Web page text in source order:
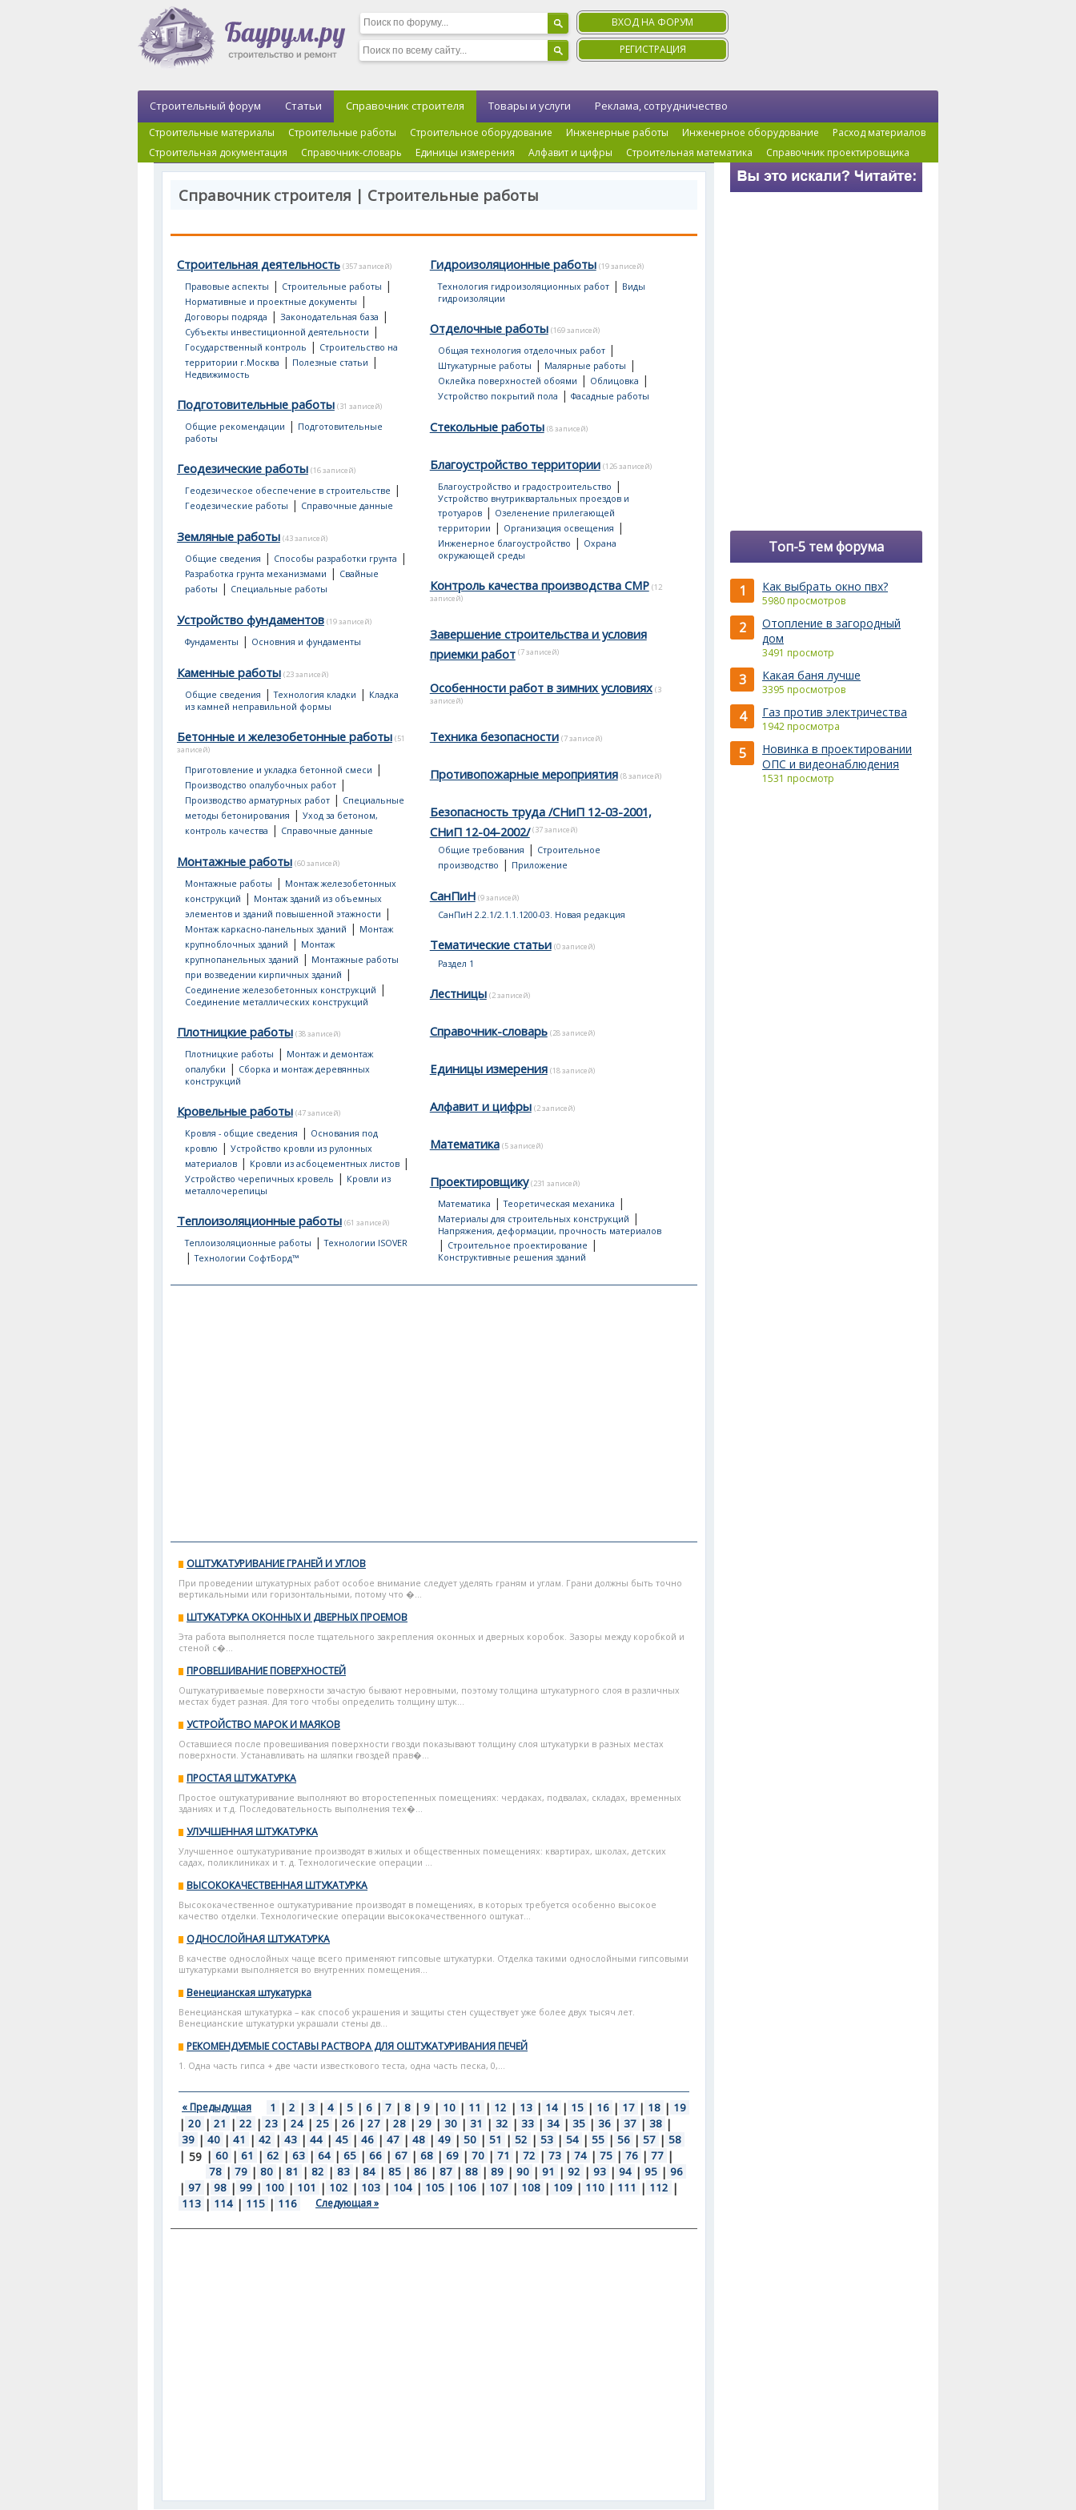
ВХОД НА ФОРУМ
РЕГИСТРАЦИЯ
Строительный форум Статьи Справочник строителя
Строительные материалы Строительные работы Строительное оборудование Инженерные работы Инженерное оборудование
Расход материалов
Строительная документация
Справочник-словарь Единицы измерения Алфавит и цифры Строительная математика Справочник проектировщика
Товары и услуги Реклама, сотрудничество
Справочник строителя | Строительные работы
Строительная деятельность (357 записей)
Правовые аспекты | Строительные работы |
Нормативные и проектные документы |
Договоры подряда | Законодательная база |
Субъекты инвестиционной деятельности |
Государственный контроль | Строительство на
территории г.Москва | Полезные статьи |
Недвижимость
Подготовительные работы (31 записей)
Общие рекомендации | Подготовительные
работы
Геодезические работы (16 записей)
Геодезическое обеспечение в строительстве |
Геодезические работы | Справочные данные
Земляные работы (43 записей)
Общие сведения | Способы разработки грунта |
Разработка грунта механизмами | Свайные
работы | Специальные работы
Устройство фундаментов (19 записей)
Фундаменты | Основния и фундаменты
Каменные работы (23 записей)
Общие сведения |Технология кладки | Кладка
из камней неправильной формы
Бетонные и железобетонные работы (51
записей)
Приготовление и укладка бетонной смеси |
Производство опалубочных работ|
Производство арматурных работ| Специальные
методы бетонирования | Уход за бетоном,
контроль качества | Справочные данные
Монтажные работы (60 записей)
Монтажные работы | Монтаж железобетонных
конструкций | Монтаж зданий из объемных
элементов и зданий повышенной этажности |
Монтаж каркасно-панельных зданий | Монтаж
крупноблочных зданий | Монтаж
крупнопанельных зданий | Монтажные работы
при возведении кирпичных зданий |
Соединение железобетонных конструкций |
Соединение металлических конструкций
Плотницкие работы (38 записей)
Плотницкие работы | Монтаж и демонтаж
опалубки | Сборка и монтаж деревянных
конструкций
Кровельные работы (47 записей)
Кровля - общие сведения | Основания под
кровлю | Устройство кровли из рулонных
материалов| Кровли из асбоцементных листов|
Устройство черепичных кровель | Кровли из
металлочерепицы
Теплоизоляционные работы (61 записей)
Теплоизоляционные работы |Технологии ISOVER
|Технологии СофтБорд™
Гидроизоляционные работы (19 записей)
Технология гидроизоляционных работ| Виды
гидроизоляции
Отделочные работы (169 записей)
Общая технология отделочных работ|
Штукатурные работы | Малярные работы |
Оклейка поверхностей обоями | Облицовка |
Устройство покрытий пола | Фасадные работы
Стекольные работы (8 записей)
Благоустройство территории (126 записей)
Благоустройство и градостроительство |
Устройство внутриквартальных проездов и
тротуаров| Озеленение прилегающей
территории | Организация освещения |
Инженерное благоустройство | Охрана
окружающей среды
Контроль качества производства СМР (12
записей)
Завершение строительства и условия
приемки работ (7 записей)
Особенности работ в зимних условиях (3
записей)
Техника безопасности (7 записей)
Противопожарные мероприятия (8 записей)
Безопасность труда /СНиП 12-03-2001,
СНиП 12-04-2002/ (37 записей)
Общие требования | Строительное
производство | Приложение
СанПиН (9 записей)
СанПиН 2.2.1/2.1.1.1200-03. Новая редакция
Тематические статьи (0 записей)
Раздел 1
Лестницы (2 записей)
Справочник-словарь (28 записей)
Единицы измерения (18 записей)
Алфавит и цифры (2 записей)
Математика (5 записей)
Проектировщику (231 записей)
Математика |Теоретическая механика |
Материалы для строительных конструкций |
Напряжения, деформации, прочность материалов
| Строительное проектирование |
Конструктивные решения зданий
ОШТУКАТУРИВАНИЕ ГРАНЕЙ И УГЛОВ
При проведении штукатурных работ особое внимание следует уделять граням и углам. Грани должны быть точно
вертикальными или горизонтальными, потому что �...
ШТУКАТУРКА ОКОННЫХ И ДВЕРНЫХ ПРОЕМОВ
Эта работа выполняется после тщательного закрепления оконных и дверных коробок. Зазоры между коробкой и
стеной с�...
ПРОВЕШИВАНИЕ ПОВЕРХНОСТЕЙ
Оштукатуриваемые поверхности зачастую бывают неровными, поэтому толщина штукатурного слоя в различных
местах будет разная. Для того чтобы определить толщину штук...
УСТРОЙСТВО МАРОК И МАЯКОВ
Оставшиеся после провешивания поверхности гвозди показывают толщину слоя штукатурки в разных местах
поверхности. Устанавливать на шляпки гвоздей прав�...
ПРОСТАЯ ШТУКАТУРКА
Простое оштукатуривание выполняют во второстепенных помещениях: чердаках, подвалах, складах, временных
зданиях и т.д. Последовательность выполнения тех�...
УЛУЧШЕННАЯ ШТУКАТУРКА
Улучшенное оштукатуривание производят в жилых и общественных помещениях: квартирах, школах, детских
садах, поликлиниках и т. д. Технологические операции ...
ВЫСОКОКАЧЕСТВЕННАЯ ШТУКАТУРКА
Высококачественное оштукатуривание производят в помещениях, в которых требуется особенно высокое
качество отделки. Технологические операции высококачественного оштукат...
ОДНОСЛОЙНАЯ ШТУКАТУРКА
В качестве однослойных чаще всего применяют гипсовые штукатурки. Отделка такими однослойными гипсовыми
штукатурками выполняется во внутренних помещения...
Венецианская штукатурка
Венецианская штукатурка – как способ украшения и защиты стен существует уже более двух тысяч лет.
Венецианские штукатурки украшали стены дв...
РЕКОМЕНДУЕМЫЕ СОСТАВЫ РАСТВОРА ДЛЯ ОШТУКАТУРИВАНИЯ ПЕЧЕЙ
1. Одна часть гипса + две части известкового теста, одна часть песка, 0,...
« Предыдущая 1 | 2 | 3 | 4 | 5 | 6 | 7 | 8 | 9 | 10 | 11 | 12 | 13 | 14 | 15 | 16 | 17 | 18 | 19
| 20 | 21 | 22 | 23 | 24 | 25 | 26 | 27 | 28 | 29 | 30 | 31 | 32 | 33 | 34 | 35 | 36 | 37 | 38 |
39 | 40 | 41 | 42 | 43 | 44 | 45 | 46 | 47 | 48 | 49 | 50 | 51 | 52 | 53 | 54 | 55 | 56 | 57 | 58
| 59 | 60 | 61 | 62 | 63 | 64 | 65 | 66 | 67 | 68 | 69 | 70 | 71 | 72 | 73 | 74 | 75 | 76 | 77 |
78 | 79 | 80 | 81 | 82 | 83 | 84 | 85 | 86 | 87 | 88 | 89 | 90 | 91 | 92 | 93 | 94 | 95 | 96
| 97 | 98 | 99 | 100 | 101 | 102 | 103 | 104 | 105 | 106 | 107 | 108 | 109 | 110 | 111 | 112 |
113 | 114 | 115 | 116 Следующая »
Топ-5 тем форума
1 Как выбрать окно пвх?
5980 просмотров
2
Отопление в загородный
дом
3491 просмотр
3 Какая баня лучше
3395 просмотров
4 Газ против электричества
1942 просмотра
5
Новинка в проектировании
ОПС и видеонаблюдения
1531 просмотр